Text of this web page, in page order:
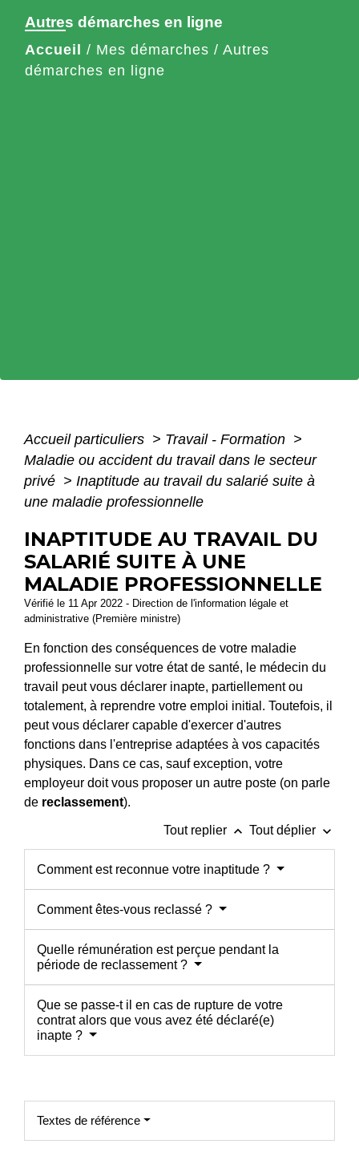
Autres démarches en ligne
Accueil / Mes démarches / Autres
démarches en ligne
Accueil particuliers > Travail - Formation >
Maladie ou accident du travail dans le secteur
privé > Inaptitude au travail du salarié suite à
une maladie professionnelle
INAPTITUDE AU TRAVAIL DU
SALARIÉ SUITE À UNE
MALADIE PROFESSIONNELLE
Vérifié le 11 Apr 2022 - Direction de l'information légale et
administrative (Première ministre)
En fonction des conséquences de votre maladie
professionnelle sur votre état de santé, le médecin du
travail peut vous déclarer inapte, partiellement ou
totalement, à reprendre votre emploi initial. Toutefois, il
peut vous déclarer capable d'exercer d'autres
fonctions dans l'entreprise adaptées à vos capacités
physiques. Dans ce cas, sauf exception, votre
employeur doit vous proposer un autre poste (on parle
de reclassement).
Tout replier keyboard_arrow_up Tout déplier keyboard_arrow_down
Comment est reconnue votre inaptitude ?
Comment êtes-vous reclassé ?
Quelle rémunération est perçue pendant la
période de reclassement ?
Que se passe-t il en cas de rupture de votre
contrat alors que vous avez été déclaré(e)
inapte ?
Textes de référence